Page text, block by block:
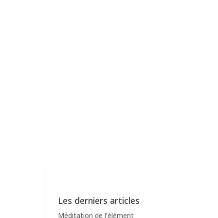
Les derniers articles
Méditation de l’élément